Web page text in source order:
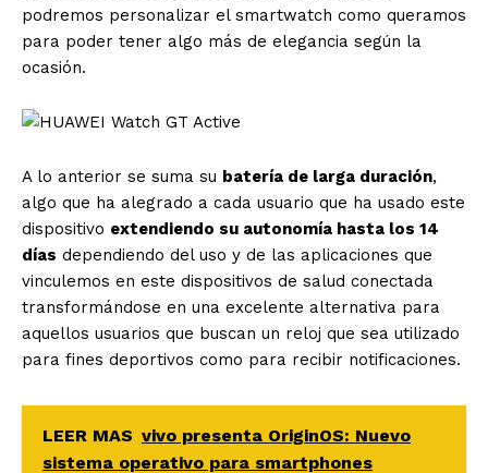
podremos personalizar el smartwatch como queramos
para poder tener algo más de elegancia según la
ocasión.
A lo anterior se suma su batería de larga duración,
algo que ha alegrado a cada usuario que ha usado este
dispositivo extendiendo su autonomía hasta los 14
días dependiendo del uso y de las aplicaciones que
vinculemos en este dispositivos de salud conectada
transformándose en una excelente alternativa para
aquellos usuarios que buscan un reloj que sea utilizado
para fines deportivos como para recibir notificaciones.
LEER MAS vivo presenta OriginOS: Nuevo
sistema operativo para smartphones